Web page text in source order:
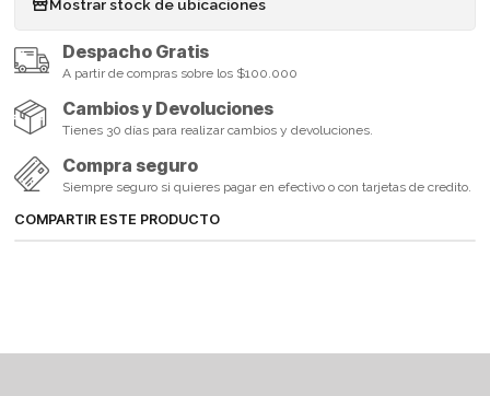
Mostrar stock de ubicaciones
Despacho Gratis
A partir de compras sobre los $100.000
Cambios y Devoluciones
Tienes 30 días para realizar cambios y devoluciones.
Compra seguro
Siempre seguro si quieres pagar en efectivo o con tarjetas de credito.
COMPARTIR ESTE PRODUCTO